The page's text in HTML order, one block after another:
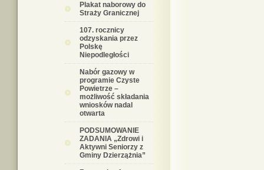
Plakat naborowy do
Straży Granicznej
107. rocznicy
odzyskania przez
Polskę
Niepodległości
Nabór gazowy w
programie Czyste
Powietrze –
możliwość składania
wniosków nadal
otwarta
PODSUMOWANIE
ZADANIA „Zdrowi i
Aktywni Seniorzy z
Gminy Dzierzążnia”